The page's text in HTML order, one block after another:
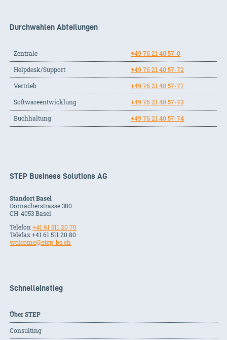
Durchwahlen Abteilungen
Zentrale
+49 76 21 40 57-0
Helpdesk/Support
+49 76 21 40 57-72
Vertrieb
+49 76 21 40 57-77
Softwareentwicklung
+49 76 21 40 57-73
Buchhaltung
+49 76 21 40 57-74
STEP Business Solutions AG
Standort Basel
Dornacherstrasse 380
CH-4053Basel
Telefon+41 61 511 20 70
Telefax +41 61 511 20 80
welcome@step-bs.ch
Schnelleinstieg
Über STEP
Consulting